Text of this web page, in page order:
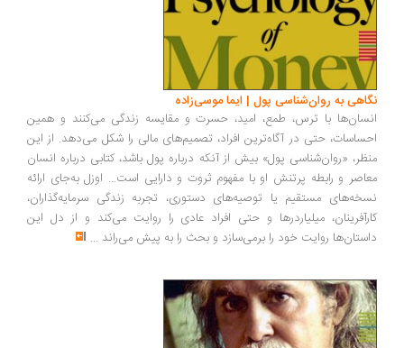
به روان‌شناسی پول | ایما موسی‌زاده
با ترس، طمع، امید، حسرت و مقایسه زندگی می‌کنند و همین
حتی در آگاه‌ترین افراد، تصمیم‌های مالی را شکل می‌دهد. از این
«روان‌شناسی پول» بیش از آنکه درباره پول باشد، کتابی درباره انسان
و رابطه پرتنش او با مفهوم ثروت و دارایی است... اوزل به‌جای ارائه
مستقیم یا توصیه‌های دستوری، تجربه زندگی سرمایه‌گذاران،
میلیاردرها و حتی افراد عادی را روایت می‌کند و از دل این
روایت خود را برمی‌سازد و بحث را به پیش می‌راند ...